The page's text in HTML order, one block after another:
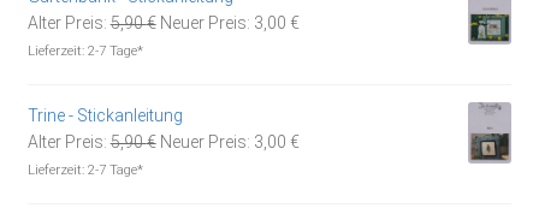
Alter Preis: 5,90€ Ursprünglicher
Neuer Preis: 3,00 €Aktueller
Lieferzeit: 2-7 Tage*
Trine - Stickanleitung
Alter Preis: 5,90€ Ursprünglicher
Neuer Preis: 3,00 €Aktueller
Lieferzeit: 2-7 Tage*